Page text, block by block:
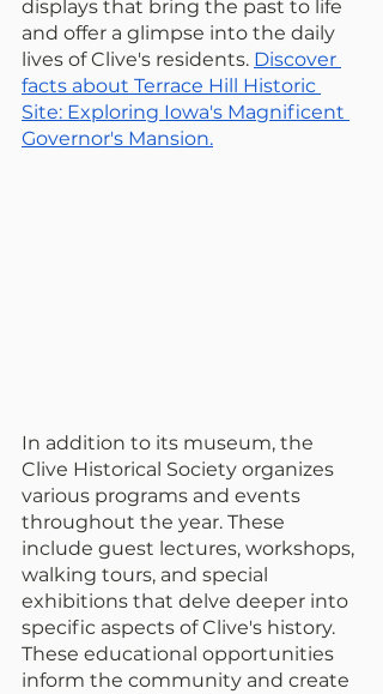
displays that bring the past to life
and offer a glimpse into the daily
lives of Clive's residents. Discover
facts about Terrace Hill Historic
Site: Exploring Iowa's Magnificent
Governor's Mansion.
In addition to its museum, the
Clive Historical Society organizes
various programs and events
throughout the year. These
include guest lectures, workshops,
walking tours, and special
exhibitions that delve deeper into
specific aspects of Clive's history.
These educational opportunities
inform the community and create